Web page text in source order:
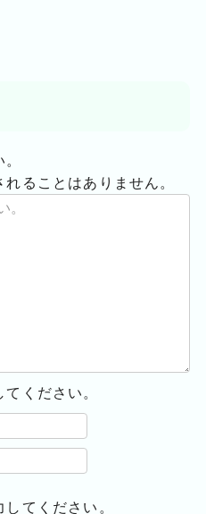
ることはありません。
ください。
てください。